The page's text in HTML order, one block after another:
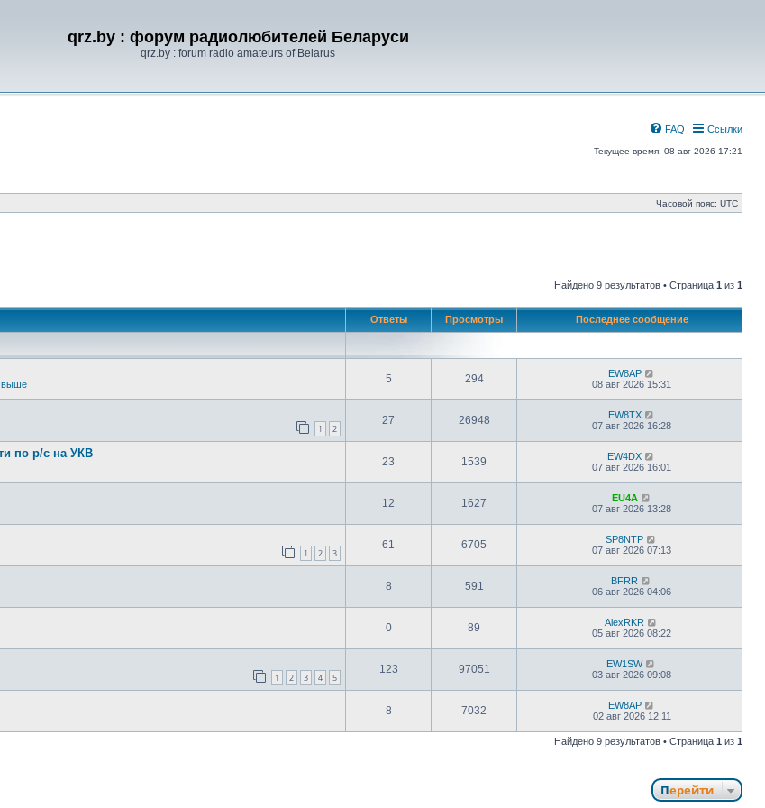
qrz.by : форум радиолюбителей Беларуси
qrz.by : forum radio amateurs of Belarus
Ссылки
FAQ
Текущее время: 08 авг 2026 17:21
Часовой пояс: UTC
Найдено 9 результатов • Страница 1 из 1
Ответы Просмотры Последнее сообщение
выше 5 294
EW8AP
08 авг 2026 15:31
1 2
27 26948
EW8TX
07 авг 2026 16:28
по р/с на УКВ
23 1539
EW4DX
07 авг 2026 16:01
12 1627
EU4A
07 авг 2026 13:28
1 2 3
61 6705
SP8NTP
07 авг 2026 07:13
8 591
BFRR
06 авг 2026 04:06
0 89
AlexRKR
05 авг 2026 08:22
1 2 3 4 5
123 97051
EW1SW
03 авг 2026 09:08
8 7032
EW8AP
02 авг 2026 12:11
Найдено 9 результатов • Страница 1 из 1
Перейти